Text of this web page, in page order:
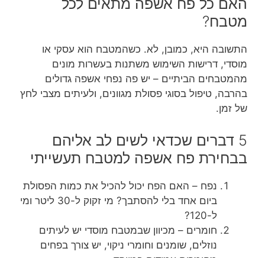
האם כל פח אשפה מתאים לכל
מטבח?
התשובה היא, כמובן, לא. כשהמטבח הוא עסקי או
מוסדי, דרישות השימוש משתנות בעשרות מונים
מהמטבחים הביתיים – יש פה נפחי אשפה גדולים
בהרבה, טיפול בסוגי פסולת מגוונים, ולעיתים מצבי לחץ
של זמן.
5 דברים שכדאי לשים לב אליהם
בבחירת פח אשפה למטבח תעשייתי
נפח – האם הפח יכול להכיל את כמות הפסולת
ביום אחד בלי להסתבך? מי זקוק ל-30 ליטר ומי
ל-120?
חומרים – מכיוון שבמטבח מוסדי יש לעיתים
נוזלים, שומנים וחומרי ניקוי, יש צורך בפחים